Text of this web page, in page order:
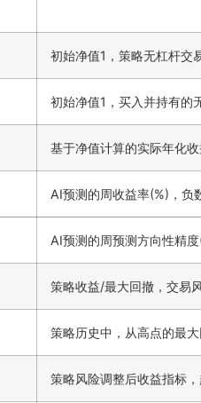
初始净值1，策略无杠杆交
初始净值1，买入并持有的
基于净值计算的实际年化
AI预测的周收益率(%)，负
AI预测的周预测方向性精
策略收益/最大回撤，交易
策略历史中，从高点的最
策略风险调整后收益指标